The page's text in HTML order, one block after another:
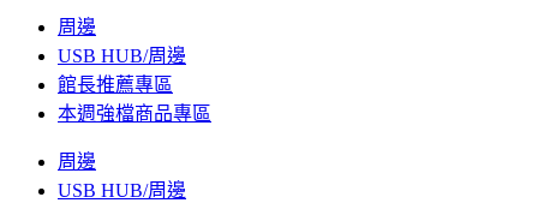
周邊
USB HUB/周邊
館長推薦專區
本週強檔商品專區
周邊
USB HUB/周邊